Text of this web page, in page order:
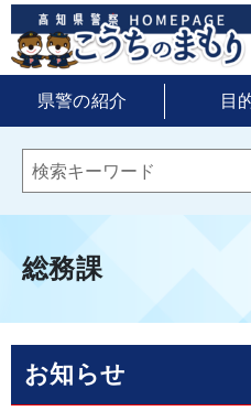
県警の紹介 目
総務課
お知らせ